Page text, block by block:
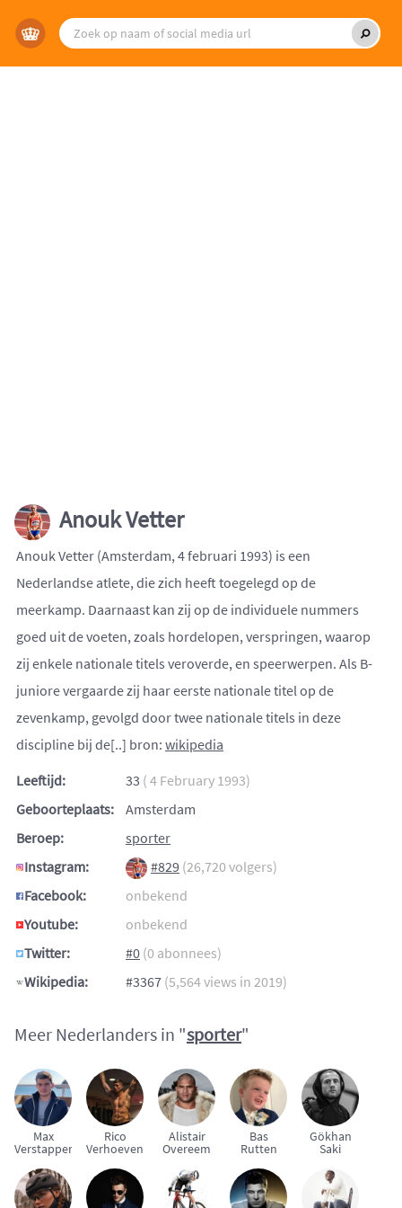
Anouk Vetter
Anouk Vetter (Amsterdam, 4 februari 1993) is een
Nederlandse atlete, die zich heeft toegelegd op de
meerkamp. Daarnaast kan zij op de individuele nummers
goed uit de voeten, zoals hordelopen, verspringen, waarop
zij enkele nationale titels veroverde, en speerwerpen. Als B-
juniore vergaarde zij haar eerste nationale titel op de
zevenkamp, gevolgd door twee nationale titels in deze
discipline bij de[..] bron: wikipedia
Leeftijd:
33 ( 4 February 1993)
Geboorteplaats:
Amsterdam
Beroep:
sporter
Instagram:
#829 (26,720 volgers)
Facebook:
onbekend
Youtube:
onbekend
Twitter:
#0 (0 abonnees)
Wikipedia:
#3367 (5,564 views in 2019)
Meer Nederlanders in "sporter"
Max
Verstappen
Rico
Verhoeven
Alistair
Overeem
Bas
Rutten
Gökhan
Saki